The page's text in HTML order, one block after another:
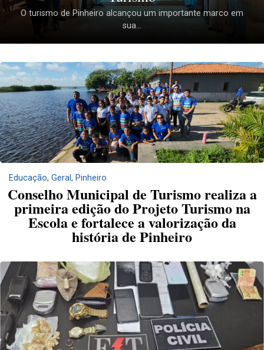
O turismo de Pinheiro alcançou um importante marco em
sua...
Educação, Geral, Pinheiro
Conselho Municipal de Turismo realiza a
primeira edição do Projeto Turismo na
Escola e fortalece a valorização da
história de Pinheiro